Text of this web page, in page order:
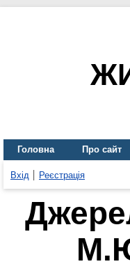
Головна Про сайт
Вхід Реєстрація